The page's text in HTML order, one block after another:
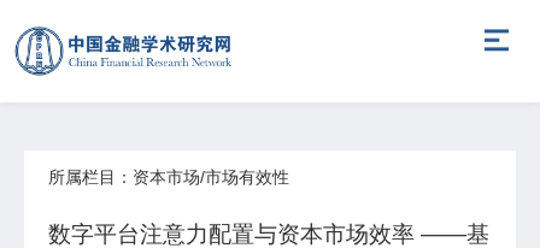
所属栏目：资本市场/市场有效性
数字平台注意力配置与资本市场效率 ——基